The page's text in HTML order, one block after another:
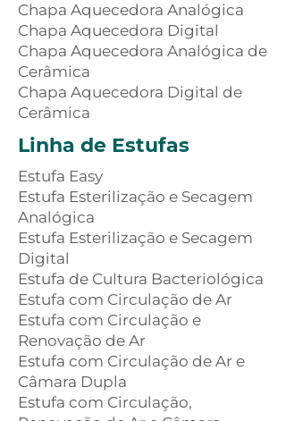
Chapa Aquecedora Analógica
Chapa Aquecedora Digital
Chapa Aquecedora Analógica de
Cerâmica
Chapa Aquecedora Digital de
Cerâmica
Linha de Estufas
Estufa Easy
Estufa Esterilização e Secagem
Analógica
Estufa Esterilização e Secagem
Digital
Estufa de Cultura Bacteriológica
Estufa com Circulação de Ar
Estufa com Circulação e
Renovação de Ar
Estufa com Circulação de Ar e
Câmara Dupla
Estufa com Circulação,